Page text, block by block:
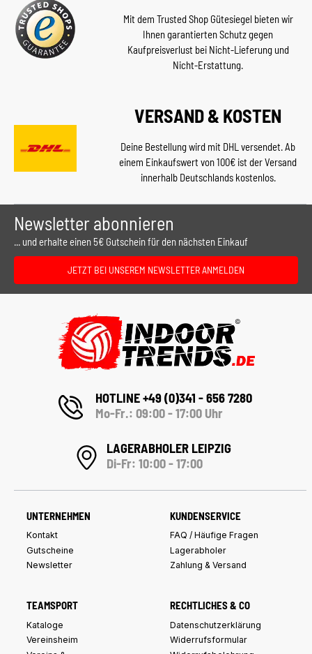
Mit dem Trusted Shop Gütesiegel bieten wir
Ihnen garantierten Schutz gegen
Kaufpreisverlust bei Nicht-Lieferung und
Nicht-Erstattung.
VERSAND & KOSTEN
Deine Bestellung wird mit DHL versendet. Ab
einem Einkaufswert von 100€ ist der Versand
innerhalb Deutschlands kostenlos.
Newsletter abonnieren
... und erhalte einen 5€ Gutschein für den nächsten Einkauf
JETZT BEI UNSEREM NEWSLETTER ANMELDEN
HOTLINE +49 (0)341 - 656 7280
Mo-Fr.: 09:00 - 17:00 Uhr
LAGERABHOLER LEIPZIG
Di-Fr: 10:00 - 17:00
UNTERNEHMEN
Kontakt
Gutscheine
Newsletter
KUNDENSERVICE
FAQ / Häufige Fragen
Lagerabholer
Zahlung & Versand
TEAMSPORT
Kataloge
Vereinsheim
RECHTLICHES & CO
Datenschutzerklärung
Widerrufsformular